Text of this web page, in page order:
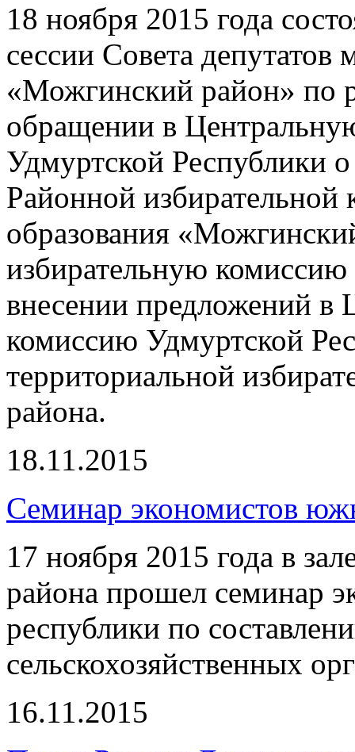
18 ноября 2015 года
сессии Совета депутатов
«Можгинский район» по
обращении в
Удмуртской Республики
Районной
образования
избирательную
внесении предложений в
комиссию Удмуртской
территориальной
района.
18.11.2015
Семинар экономистов
17 ноября 2015 года в
района прошел семинар
республики по
сельскохозяйственных
16.11.2015